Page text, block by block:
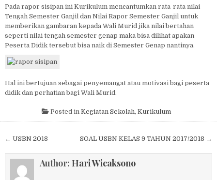
Pada rapor sisipan ini Kurikulum mencantumkan rata-rata nilai
Tengah Semester Ganjil dan Nilai Rapor Semester Ganjil untuk
memberikan gambaran kepada Wali Murid jika nilai bertahan
seperti nilai tengah semester genap maka bisa dilihat apakan
Peserta Didik tersebut bisa naik di Semester Genap nantinya.
Hal ini bertujuan sebagai penyemangat atau motivasi bagi peserta
didik dan perhatian bagi Wali Murid.
Posted in Kegiatan Sekolah, Kurikulum
Post navigationSOAL USBN KELAS 9 TAHUN 2017/2018 →
← USBN 2018
Author: Hari Wicaksono